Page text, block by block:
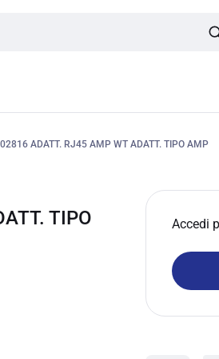
ADATT. RJ45 AMP WT ADATT. TIPO AMP
TIPO
Accedi